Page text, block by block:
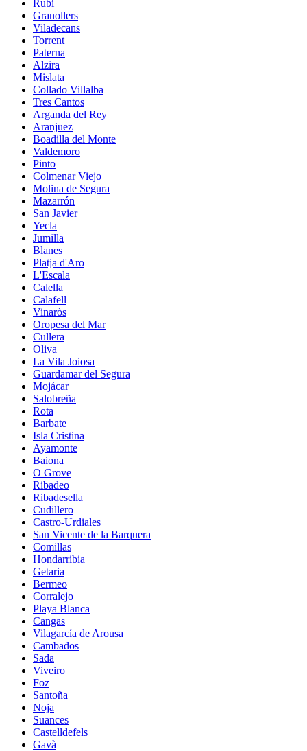
Rubí
Granollers
Viladecans
Torrent
Paterna
Alzira
Mislata
Collado Villalba
Tres Cantos
Arganda del Rey
Aranjuez
Boadilla del Monte
Valdemoro
Pinto
Colmenar Viejo
Molina de Segura
Mazarrón
San Javier
Yecla
Jumilla
Blanes
Platja d'Aro
L'Escala
Calella
Calafell
Vinaròs
Oropesa del Mar
Cullera
Oliva
La Vila Joiosa
Guardamar del Segura
Mojácar
Salobreña
Rota
Barbate
Isla Cristina
Ayamonte
Baiona
O Grove
Ribadeo
Ribadesella
Cudillero
Castro-Urdiales
San Vicente de la Barquera
Comillas
Hondarribia
Getaria
Bermeo
Corralejo
Playa Blanca
Cangas
Vilagarcía de Arousa
Cambados
Sada
Viveiro
Foz
Santoña
Noja
Suances
Castelldefels
Gavà